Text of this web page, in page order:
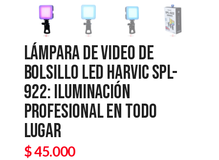
LÁMPARA DE VIDEO DE
BOLSILLO LED HARVIC SPL-
922: ILUMINACIÓN
PROFESIONAL EN TODO
LUGAR
$45.000